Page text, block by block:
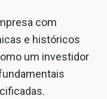
com
e históricos
um investidor